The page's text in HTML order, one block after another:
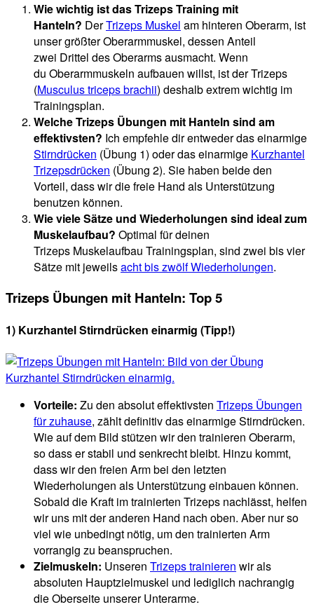
Wie wichtig ist das Trizeps Training mit
Hanteln? DerTrizeps Muskel am hinteren Oberarm, ist
unser größter Oberarmmuskel, dessen Anteil
zwei Drittel des Oberarms ausmacht. Wenn
du Oberarmmuskeln aufbauen willst, ist der Trizeps
(Musculus triceps brachii) deshalb extrem wichtig im
Trainingsplan.
Welche Trizeps Übungen mit Hanteln sind am
effektivsten? Ich empfehle dir entweder das einarmige
Stirndrücken (Übung 1) oder das einarmige Kurzhantel
Trizepsdrücken (Übung 2). Sie haben beide den
Vorteil, dass wir die freie Hand als Unterstützung
benutzen können.
Wie viele Sätze und Wiederholungen sind ideal zum
Muskelaufbau? Optimal für deinen
Trizeps Muskelaufbau Trainingsplan, sind zwei bis vier
Sätze mit jeweilsacht bis zwölf Wiederholungen.
Trizeps Übungen mit Hanteln: Top 5
1) Kurzhantel Stirndrücken einarmig (Tipp!)
Vorteile: Zu den absolut effektivsten Trizeps Übungen
für zuhause, zählt definitiv das einarmige Stirndrücken.
Wie auf dem Bild stützen wir den trainieren Oberarm,
so dass er stabil und senkrecht bleibt. Hinzu kommt,
dass wir den freien Arm bei den letzten
Wiederholungen als Unterstützung einbauen können.
Sobald die Kraft im trainierten Trizeps nachlässt, helfen
wir uns mit der anderen Hand nach oben. Aber nur so
viel wie unbedingt nötig, um den trainierten Arm
vorrangig zu beanspruchen.
Zielmuskeln: Unseren Trizeps trainieren wir als
absoluten Hauptzielmuskel und lediglich nachrangig
die Oberseite unserer Unterarme.